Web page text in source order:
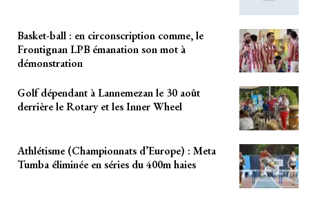
Basket-ball : en circonscription comme, le
Frontignan LPB émanation son mot à
démonstration
Golf dépendant à Lannemezan le 30 août
derrière le Rotary et les Inner Wheel
Athlétisme (Championnats d’Europe) : Meta
Tumba éliminée en séries du 400m haies